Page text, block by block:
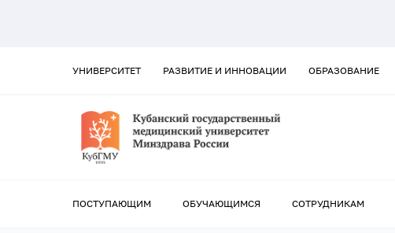
УНИВЕРСИТЕТ РАЗВИТИЕ И ИННОВАЦИИ ОБРАЗОВАНИЕ
ПОСТУПАЮЩИМ ОБУЧАЮЩИМСЯ СОТРУДНИКАМ